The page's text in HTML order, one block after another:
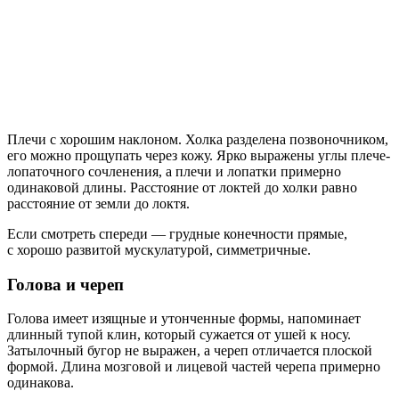
Плечи с хорошим наклоном. Холка разделена позвоночником,
его можно прощупать через кожу. Ярко выражены углы плече-
лопаточного сочленения, а плечи и лопатки примерно
одинаковой длины. Расстояние от локтей до холки равно
расстояние от земли до локтя.
Если смотреть спереди — грудные конечности прямые,
с хорошо развитой мускулатурой, симметричные.
Голова и череп
Голова имеет изящные и утонченные формы, напоминает
длинный тупой клин, который сужается от ушей к носу.
Затылочный бугор не выражен, а череп отличается плоской
формой. Длина мозговой и лицевой частей черепа примерно
одинакова.